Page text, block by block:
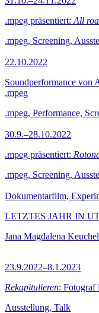
.mpeg präsentiert: All
.mpeg, Screening,
22.10.2022
Soundperformance von
.mpeg
.mpeg, Performance,
30.9.–28.10.2022
.mpeg präsentiert:
.mpeg, Screening,
Dokumentarfilm,
LETZTES JAHR IN
Jana Magdalena
23.9.2022–8.1.2023
Rekapitulieren: Fotograf
Ausstellung, Talk